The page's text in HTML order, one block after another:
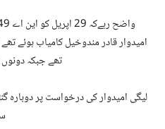
امیدوار قادر مندوخیل کامیاب ہوئے
تھے جبکہ دونوں کے ووٹوں
لیگی امیدوار کی درخواست پر دوبارہ